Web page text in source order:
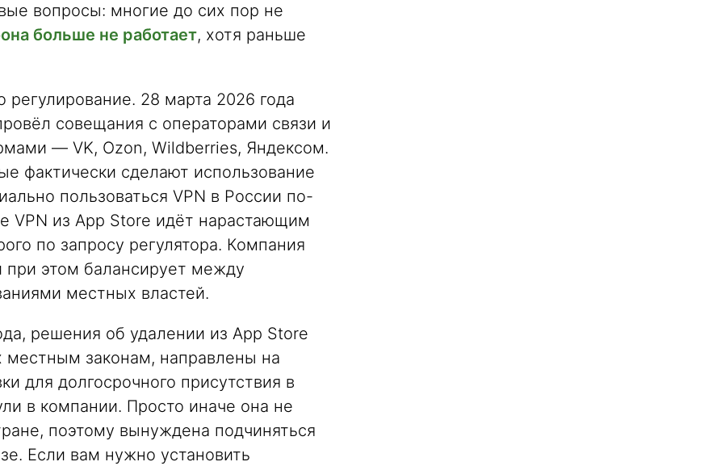
вопросы: многие до сих пор не
больше не работает, хотя раньше
28 марта 2026 года
совещания с операторами связи и
— VK, Ozon, Wildberries, Яндексом.
фактически сделают использование
пользоваться VPN в России по-
VPN из App Store идёт нарастающим
по запросу регулятора. Компания
при этом балансирует между
местных властей.
решения об удалении из App Store
законам, направлены на
для долгосрочного присутствия в
в компании. Просто иначе она не
поэтому вынуждена подчиняться
Если вам нужно установить